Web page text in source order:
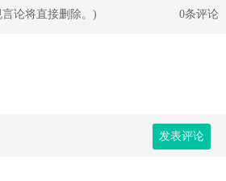
论将直接删除。) 0条评论
发表评论